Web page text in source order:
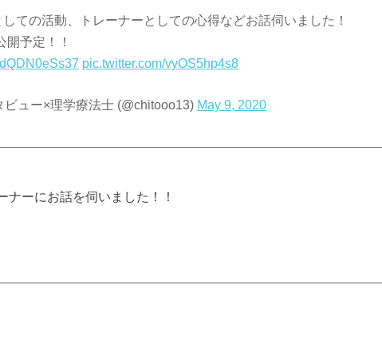
ての活動、トレーナーとしての心得などお話伺いました！
開予定！！
pic.twitter.com/vyOS5hp4s8
ュー×理学療法士 (@chitooo13) May 9, 2020
ナーにお話を伺いました！！